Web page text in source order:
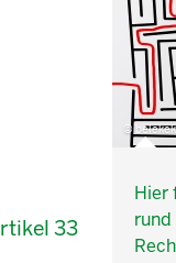
33
©
Hier
rund